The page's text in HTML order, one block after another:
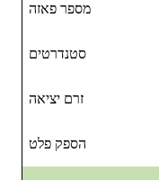
מספר פאזה
סטנדרטים
זרם יציאה
הספק פלט